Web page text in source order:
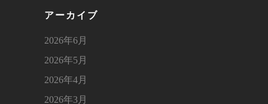
アーカイブ
2026年6月
2026年5月
2026年4月
2026年3月